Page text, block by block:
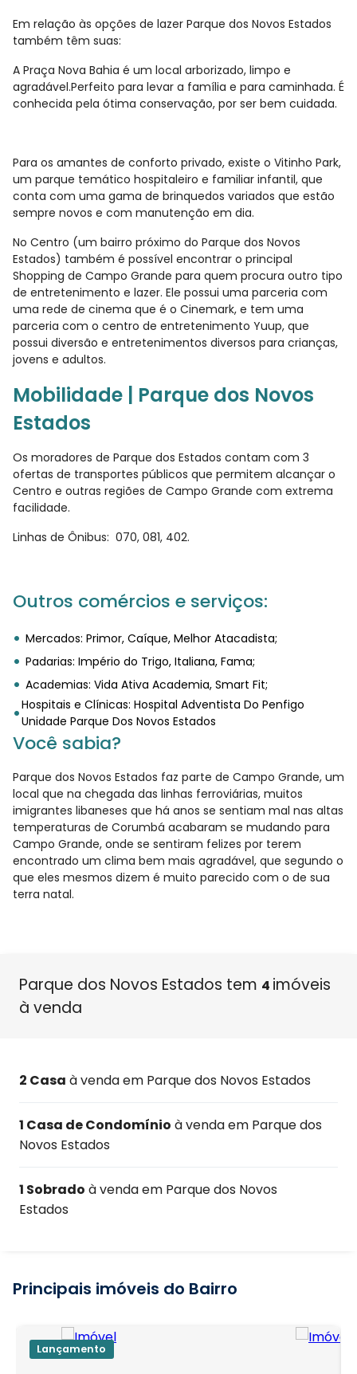
Em relação às opções de lazer Parque dos Novos Estados
também têm suas:
A Praça Nova Bahia é um local arborizado, limpo e
agradável.Perfeito para levar a família e para caminhada. É
conhecida pela ótima conservação, por ser bem cuidada.
Para os amantes de conforto privado, existe o Vitinho Park,
um parque temático hospitaleiro e familiar infantil, que
conta com uma gama de brinquedos variados que estão
sempre novos e com manutenção em dia.
No Centro (um bairro próximo do Parque dos Novos
Estados) também é possível encontrar o principal
Shopping de Campo Grande para quem procura outro tipo
de entretenimento e lazer. Ele possui uma parceria com
uma rede de cinema que é o Cinemark, e tem uma
parceria com o centro de entretenimento Yuup, que
possui diversão e entretenimentos diversos para crianças,
jovens e adultos.
Mobilidade | Parque dos Novos
Estados
Os moradores de Parque dos Estados contam com 3
ofertas de transportes públicos que permitem alcançar o
Centro e outras regiões de Campo Grande com extrema
facilidade.
Linhas de Ônibus: 070, 081, 402.
Outros comércios e serviços:
Mercados: Primor, Caíque, Melhor Atacadista;
Padarias: Império do Trigo, Italiana, Fama;
Academias: Vida Ativa Academia, Smart Fit;
Hospitais e Clínicas: Hospital Adventista Do Penfigo
Unidade Parque Dos Novos Estados
Você sabia?
Parque dos Novos Estados faz parte de Campo Grande, um
local que na chegada das linhas ferroviárias, muitos
imigrantes libaneses que há anos se sentiam mal nas altas
temperaturas de Corumbá acabaram se mudando para
Campo Grande, onde se sentiram felizes por terem
encontrado um clima bem mais agradável, que segundo o
que eles mesmos dizem é muito parecido com o de sua
terra natal.
Parque dos Novos Estados tem 4 imóveis
à venda
2 Casa à venda em Parque dos Novos Estados
1 Casa de Condomínio à venda em Parque dos
Novos Estados
1 Sobrado à venda em Parque dos Novos
Estados
Principais imóveis do Bairro
Lançamento